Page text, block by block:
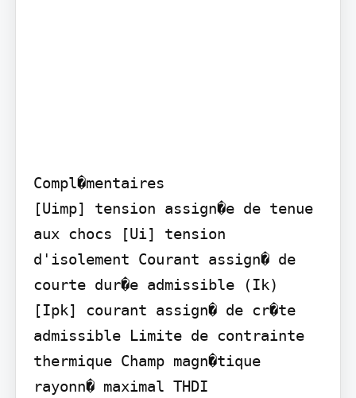
Compl�mentaires
[Uimp] tension assign�e de tenue
aux chocs [Ui] tension
d'isolement Courant assign� de
courte dur�e admissible (Ik)
[Ipk] courant assign� de cr�te
admissible Limite de contrainte
thermique Champ magn�tique
rayonn� maximal THDI